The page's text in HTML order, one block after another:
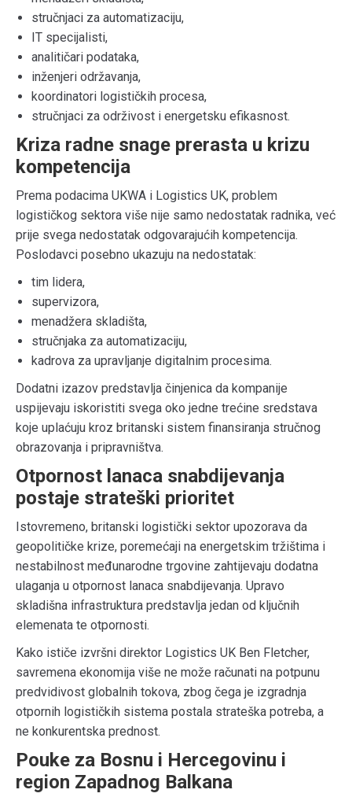
stručnjaci za automatizaciju,
IT specijalisti,
analitičari podataka,
inženjeri održavanja,
koordinatori logističkih procesa,
stručnjaci za održivost i energetsku efikasnost.
Kriza radne snage prerasta u krizu
kompetencija
Prema podacima UKWA i Logistics UK, problem
logističkog sektora više nije samo nedostatak radnika, već
prije svega nedostatak odgovarajućih kompetencija.
Poslodavci posebno ukazuju na nedostatak:
tim lidera,
supervizora,
menadžera skladišta,
stručnjaka za automatizaciju,
kadrova za upravljanje digitalnim procesima.
Dodatni izazov predstavlja činjenica da kompanije
uspijevaju iskoristiti svega oko jedne trećine sredstava
koje uplaćuju kroz britanski sistem finansiranja stručnog
obrazovanja i pripravništva.
Otpornost lanaca snabdijevanja
postaje strateški prioritet
Istovremeno, britanski logistički sektor upozorava da
geopolitičke krize, poremećaji na energetskim tržištima i
nestabilnost međunarodne trgovine zahtijevaju dodatna
ulaganja u otpornost lanaca snabdijevanja. Upravo
skladišna infrastruktura predstavlja jedan od ključnih
elemenata te otpornosti.
Kako ističe izvršni direktor Logistics UK Ben Fletcher,
savremena ekonomija više ne može računati na potpunu
predvidivost globalnih tokova, zbog čega je izgradnja
otpornih logističkih sistema postala strateška potreba, a
ne konkurentska prednost.
Pouke za Bosnu i Hercegovinu i
region Zapadnog Balkana